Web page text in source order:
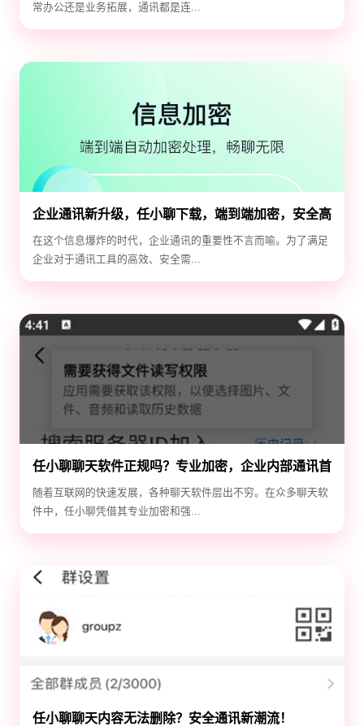
常办公还是业务拓展，通讯都是连...
企业通讯新升级，任小聊下载，端到端加密，安全高
效！
在这个信息爆炸的时代，企业通讯的重要性不言而喻。为了满足
企业对于通讯工具的高效、安全需...
任小聊聊天软件正规吗？专业加密，企业内部通讯首
选！
随着互联网的快速发展，各种聊天软件层出不穷。在众多聊天软
件中，任小聊凭借其专业加密和强...
任小聊聊天内容无法删除？安全通讯新潮流！